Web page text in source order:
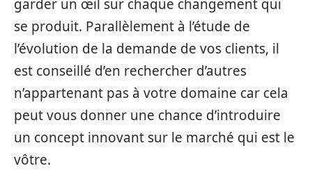
garder un œil sur chaque changement qui
se produit. Parallèlement à l’étude de
l’évolution de la demande de vos clients, il
est conseillé d’en rechercher d’autres
n’appartenant pas à votre domaine car cela
peut vous donner une chance d’introduire
un concept innovant sur le marché qui est le
vôtre.